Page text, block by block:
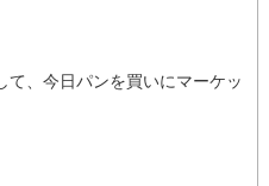
、今日パンを買いにマーケッ